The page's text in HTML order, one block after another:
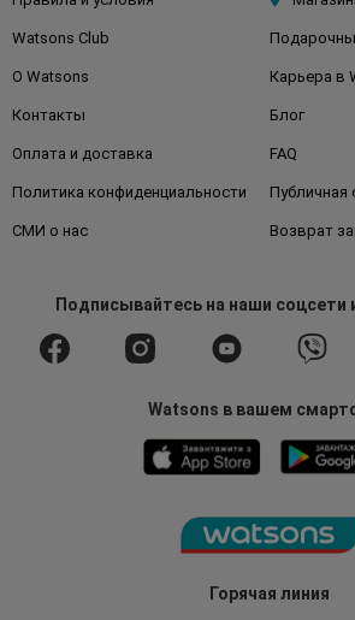
Горячая линия
Watsons Club
О Watsons Карьера в
Контакты Блог
Оплата и доставка FAQ
Политика конфиденциальности Публичная
СМИ о нас Возврат
Подписывайтесьна наши соцсети
Watsons в вашем